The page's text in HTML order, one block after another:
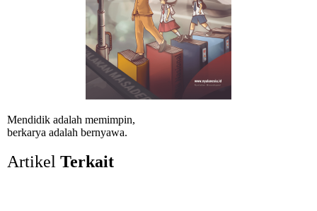
Mendidik adalah memimpin,
berkarya adalah bernyawa.
Artikel Terkait